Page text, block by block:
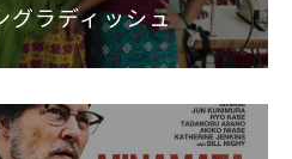
グラディッシュ